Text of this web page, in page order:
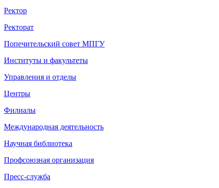
Ректор
Ректорат
Попечительский совет МПГУ
Институты и факультеты
Управления и отделы
Центры
Филиалы
Международная деятельность
Научная библиотека
Профсоюзная организация
Пресс-служба